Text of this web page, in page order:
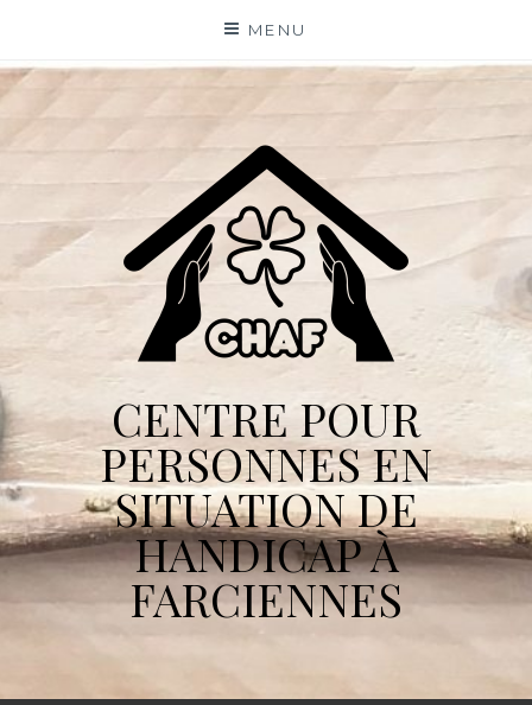
content
MENU
CENTRE POUR
PERSONNES EN
SITUATION DE
HANDICAP À
FARCIENNES